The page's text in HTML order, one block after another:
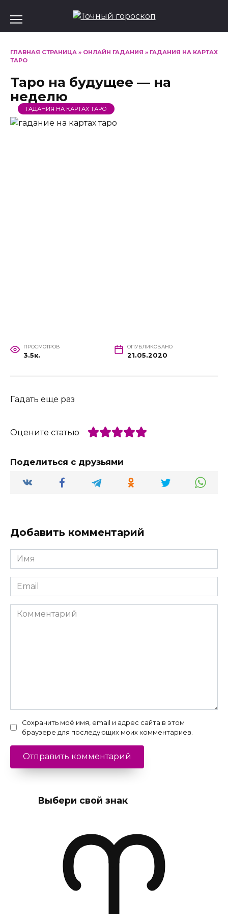
содержанию
ГЛАВНАЯ СТРАНИЦА » ОНЛАЙН ГАДАНИЯ » ГАДАНИЯ НА КАРТАХ
ТАРО
Таро на будущее — на
неделю
ГАДАНИЯ НА КАРТАХ ТАРО
ПРОСМОТРОВ
3.5к.
ОПУБЛИКОВАНО
21.05.2020
Гадать еще раз
Оцените статью
Поделиться с друзьями
Добавить комментарий
Имя
*
Email
*
Комментарий
Сохранить моё имя, email и адрес сайта в этом
браузере для последующих моих комментариев.
Выбери свой знак